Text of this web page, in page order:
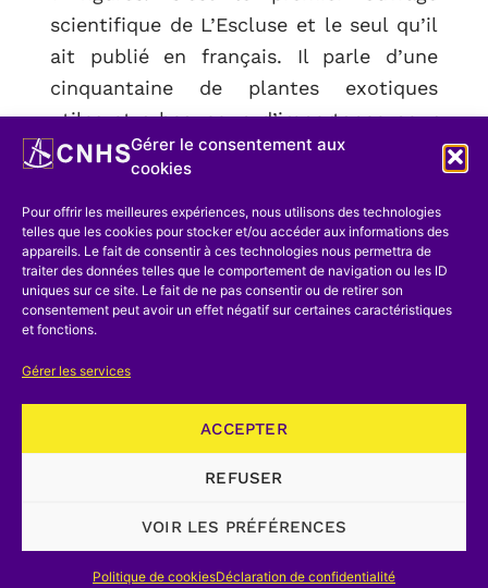
Gérer le consentement aux
cookies
Pour offrir les meilleures expériences, nous utilisons des technologies
telles que les cookies pour stocker et/ou accéder aux informations des
appareils. Le fait de consentir à ces technologies nous permettra de
traiter des données telles que le comportement de navigation ou les ID
uniques sur ce site. Le fait de ne pas consentir ou de retirer son
consentement peut avoir un effet négatif sur certaines caractéristiques
et fonctions.
Gérer les services
ACCEPTER
REFUSER
VOIR LES PRÉFÉRENCES
Politique de cookiesDéclaration de confidentialité
scientifique de L’Escluse et le seul qu’il
ait publié en français. Il parle d’une
cinquantaine de plantes exotiques
utiles et a beaucoup d’importance pour
l’histoire de la pharmacie dans nos
contrées.
Ce livre de 1557 est donc d’un grand
intérêt pour l’histoire de la botanique et
de la médecine, pour la floristique, etc.
Mais il est très rare. Merci donc à ceux
Professeur Opsomer. Vu ses immenses
mérites, j’hésiterais à faire quelques
remarques si je ne connaissais assez M.
Opsomer pour être certain qu’il y verra
le désir d’être utile.